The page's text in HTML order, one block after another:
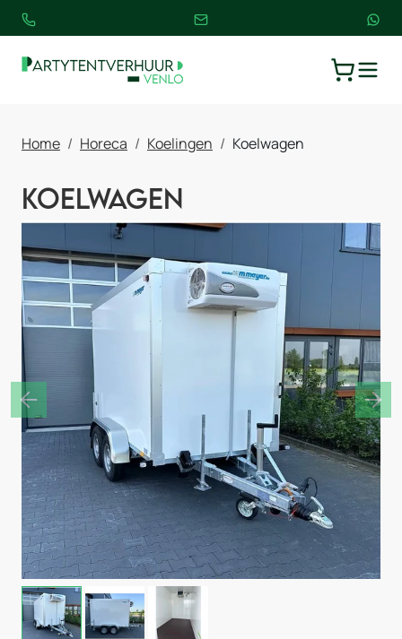
Home Horeca Koelingen Koelwagen
Koelwagen
Previous Next